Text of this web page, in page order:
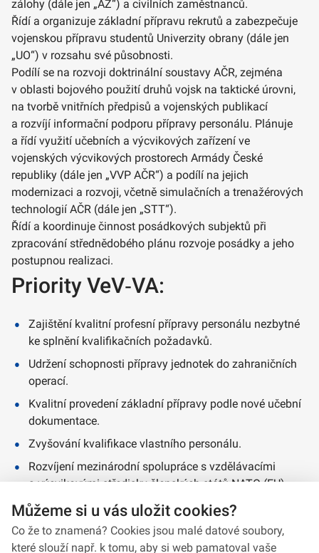
zálohy (dále jen „AZ“) a civilních zaměstnanců.
Řídí a organizuje základní přípravu rekrutů a zabezpečuje
vojenskou přípravu studentů Univerzity obrany (dále jen
„UO“) v rozsahu své působnosti.
Podílí se na rozvoji doktrinální soustavy AČR, zejména
v oblasti bojového použití druhů vojsk na taktické úrovni,
na tvorbě vnitřních předpisů a vojenských publikací
a rozvíjí informační podporu přípravy personálu. Plánuje
a řídí využití učebních a výcvikových zařízení ve
vojenských výcvikových prostorech Armády České
republiky (dále jen „VVP AČR“) a podílí na jejich
modernizaci a rozvoji, včetně simulačních a trenažérových
technologií AČR (dále jen „STT“).
Řídí a koordinuje činnost posádkových subjektů při
zpracování střednědobého plánu rozvoje posádky a jeho
postupnou realizaci.
Priority VeV‑VA:
Zajištění kvalitní profesní přípravy personálu nezbytné
ke splnění kvalifikačních požadavků.
Udržení schopnosti přípravy jednotek do zahraničních
operací.
Kvalitní provedení základní přípravy podle nové učební
dokumentace.
Zvyšování kvalifikace vlastního personálu.
Rozvíjení mezinárodní spolupráce s vzdělávacími
a výcvikovými středisky členských států NATO (EU).
Můžeme si u vás uložit cookies?
Co že to znamená? Cookies jsou malé datové soubory,
které slouží např. k tomu, aby si web pamatoval vaše